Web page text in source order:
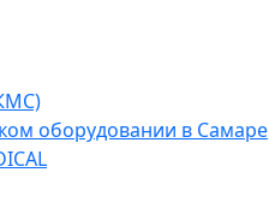
оборудовании в Самаре